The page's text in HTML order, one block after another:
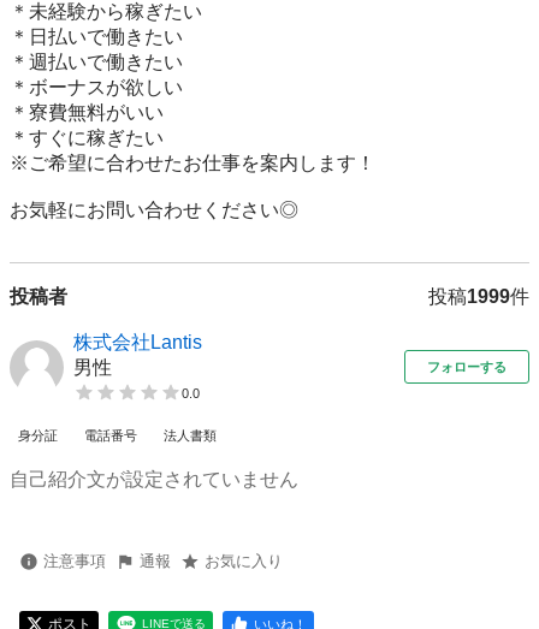
＊未経験から稼ぎたい
＊日払いで働きたい
＊週払いで働きたい
＊ボーナスが欲しい
＊寮費無料がいい
＊すぐに稼ぎたい
※ご希望に合わせたお仕事を案内します！
お気軽にお問い合わせください◎
投稿者 投稿1999件
株式会社Lantis
男性
0.0
フォローする
身分証 電話番号 法人書類
自己紹介文が設定されていません
注意事項 通報 お気に入り
ポスト LINEで送る いいね！